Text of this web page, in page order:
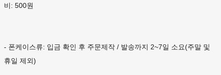
비: 500원
- 폰케이스류: 입금 확인 후 주문제작 / 발송까지 2~7일 소요(주말 및
휴일 제외)